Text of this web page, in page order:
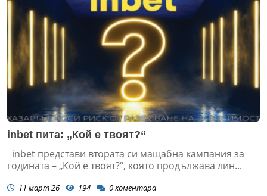
inbet пита: „Кой е твоят?“
inbet представи втората си мащабна кампания за
годината – „Кой е твоят?“, която продължава лин...
11 март 26 194 0коментара